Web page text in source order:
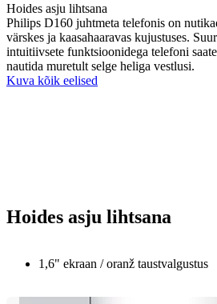
Hoides asju lihtsana
Philips D160 juhtmeta telefonis on
värskes ja kaasahaaravas kujustuses.
intuitiivsete funktsioonidega telefoni
nautida muretult selge heliga vestlusi.
Kuva kõik eelised
Hoides asju lihtsana
1,6" ekraan / oranž taustvalgustus